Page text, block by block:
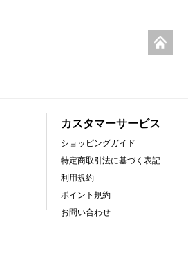
カスタマーサービス
ショッピングガイド
特定商取引法に基づく表記
利用規約
ポイント規約
お問い合わせ